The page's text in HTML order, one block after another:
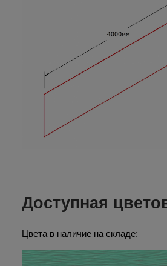
Доступная
Цвета в наличие на складе: